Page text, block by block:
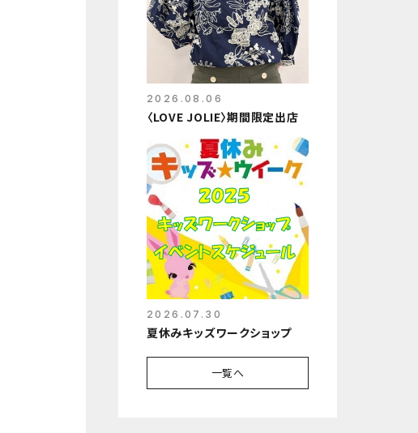
2026.08.06
〈LOVE JOLIE〉期間限定出店
2026.07.30
夏休みキッズワークショップ
一覧へ